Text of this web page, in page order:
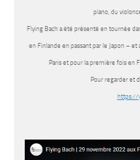
piano, du
Flying Bach a été présenté en tournée
en Finlande en passant par le Japon –
Paris et pour la première fois en
Pour regarder et
https://